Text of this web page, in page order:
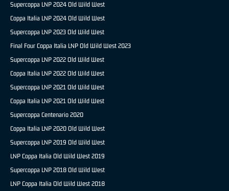
Supercoppa LNP 2024 Old Wild West
Coppa Italia LNP 2024 Old Wild West
Supercoppa LNP 2023 Old Wild West
Final Four Coppa Italia LNP Old Wild West 2023
Supercoppa LNP 2022 Old Wild West
Coppa Italia LNP 2022 Old Wild West
Supercoppa LNP 2021 Old Wild West
Coppa Italia LNP 2021 Old Wild West
Supercoppa Centenario 2020
Coppa Italia LNP 2020 Old Wild West
Supercoppa LNP 2019 Old Wild West
LNP Coppa Italia Old Wild West 2019
Supercoppa LNP 2018 Old Wild West
LNP Coppa Italia Old Wild West 2018